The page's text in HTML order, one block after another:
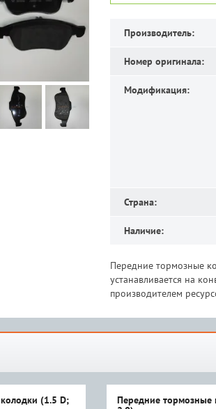
Производитель:
Номер оригинала:
Модификация:
Страна:
Наличие:
Передние тормозные
устанавливается на
производителем
(1.5 D;
Передние тормозные